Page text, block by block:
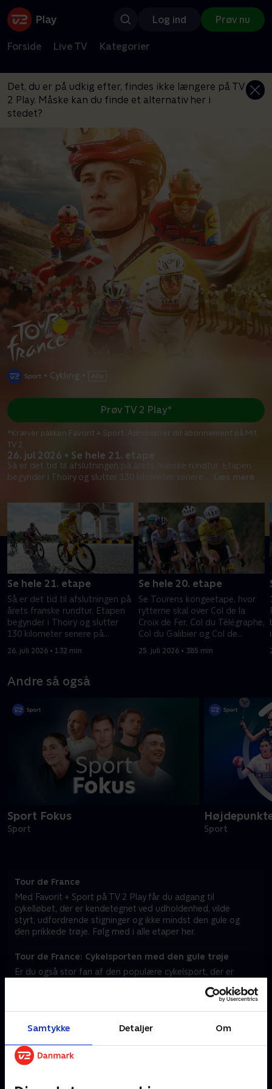
Samtykke Detaljer Om
Log ind Prøv nu
Forside Live TV Kategorier
Det, du er på udkig efter, findes ikke længere på TV
2 Play. Måske kan du finde et alternativ her i
stedet?
• Cykling •
26. jul 2026 • Se hele 21. etape
Så er det tid til afslutningen på årets franske rundtur. Etapen
begynder i Thoiry og slutter 130 kilometer senere
Læs mere
Prøv TV 2 Play*
*Kræver pakken Favorit + Sport. Administrer dit abonnement på Mit
TV 2.
Se hele 21. etape
Så er det tid til afslutningen på
årets franske rundtur. Etapen
begynder i Thoiry og slutter
130 kilometer senere på
26. juli 2026 • 132 min
Se hele 20. etape
Se Tourens kongeetape, hvor
rytterne skal over Col de la
Croix de Fer, Col du Télégraphe,
Col du Galibier og Col de
Alpe d’Huez.
25. juli 2026 • 385 min
Andre så også
Sport Fokus
Sport Sport
Tour de France
Med Favorit + Sport på TV 2 Play får du adgang til
cykelløbet, der er kendetegnet ved udholdenhed, vilde
styrt, udfordrende stigninger og ikke mindst den gule og
den prikkede trøje. Følg med i alle etaper her.
Tour de France: Cykelsporten med den gule trøje
Er du også stor fan af den populære cykelsport, der er
Så er du landet det rette sted. På TV 2 Play kan du nemlig
terrænet og ikke mindst hinanden om den ikoniske, gule
førertrøje. Historien om Tour de France strækker sig over